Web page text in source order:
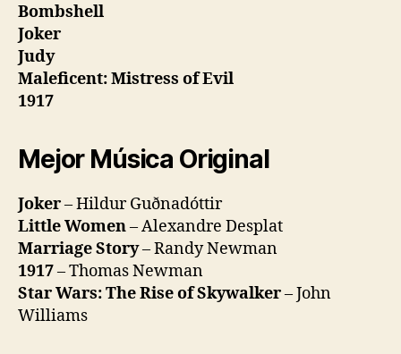
Bombshell
Joker
Judy
Maleficent: Mistress of Evil
1917
Mejor Música Original
Joker– Hildur Guðnadóttir
Little Women– Alexandre Desplat
Marriage Story– Randy Newman
1917– Thomas Newman
Star Wars: The Rise of Skywalker– John
Williams